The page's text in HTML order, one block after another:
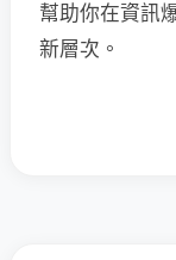
幫助你在資訊
新層次。